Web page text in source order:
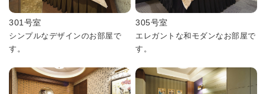
301号室
シンプルなデザインのお部屋で
す。
305号室
エレガントな和モダンなお部屋で
す。